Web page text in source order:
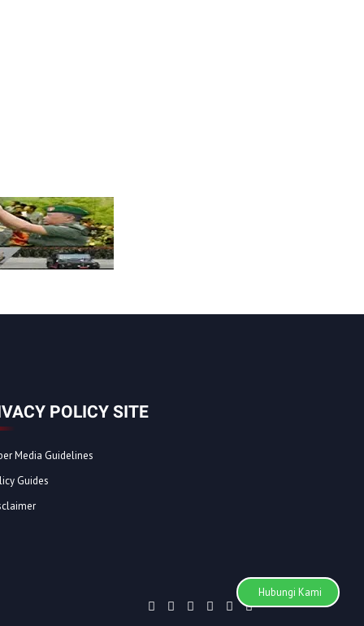
POLICY SITE
Media Guidelines
Guides
Hubungi Kami